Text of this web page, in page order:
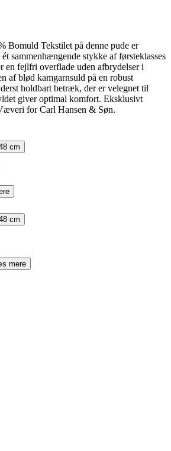
Bomuld Tekstilet på denne pude er
sammenhængende stykke af førsteklasses
en fejlfri overflade uden afbrydelser i
af blød kamgarnsuld på en robust
holdbart betræk, der er velegnet til
giver optimal komfort. Eksklusivt
for Carl Hansen & Søn.
cm
cm
mere